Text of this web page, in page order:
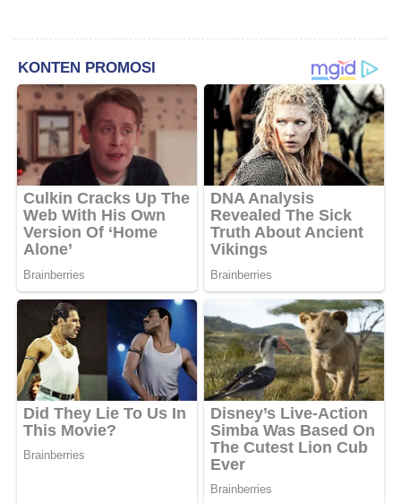
DAN INOVASI SIRKULAR
BERKELANJUTAN DI LAHAN
KERING